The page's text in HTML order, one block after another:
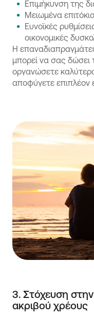
Επιμήκυνση της
Μειωμένα επιτόκια
Ευνοϊκές
οικονομικές
Η
μπορεί να σας δώσει
οργανώσετε
αποφύγετε επιπλέον
3. Στόχευση
ακριβού χρέους